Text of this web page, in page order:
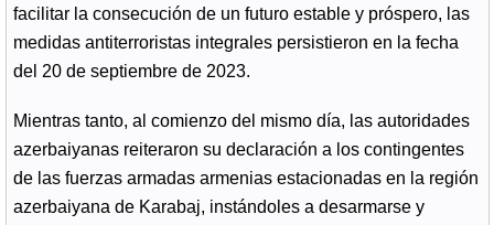
facilitar la consecución de un futuro estable y próspero, las
medidas antiterroristas integrales persistieron en la fecha
del 20 de septiembre de 2023.
Mientras tanto, al comienzo del mismo día, las autoridades
azerbaiyanas reiteraron su declaración a los contingentes
de las fuerzas armadas armenias estacionadas en la región
azerbaiyana de Karabaj, instándoles a desarmarse y